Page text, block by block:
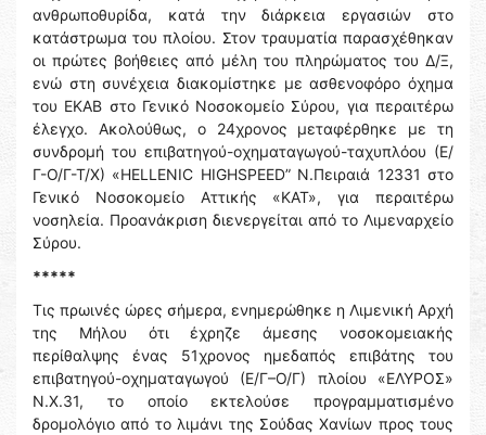
ανθρωποθυρίδα, κατά την διάρκεια εργασιών στο
κατάστρωμα του πλοίου. Στον τραυματία παρασχέθηκαν
οι πρώτες βοήθειες από μέλη του πληρώματος του Δ/Ξ,
ενώ στη συνέχεια διακομίστηκε με ασθενοφόρο όχημα
του ΕΚΑΒ στο Γενικό Νοσοκομείο Σύρου, για περαιτέρω
έλεγχο. Ακολούθως, ο 24χρονος μεταφέρθηκε με τη
συνδρομή του επιβατηγού-οχηματαγωγού-ταχυπλόου (Ε/
Γ-Ο/Γ-Τ/Χ) «HELLENIC HIGHSPEED” N.Πειραιά 12331 στο
Γενικό Νοσοκομείο Αττικής «ΚΑΤ», για περαιτέρω
νοσηλεία. Προανάκριση διενεργείται από το Λιμεναρχείο
Σύρου.
*****
Τις πρωινές ώρες σήμερα, ενημερώθηκε η Λιμενική Αρχή
της Μήλου ότι έχρηζε άμεσης νοσοκομειακής
περίθαλψης ένας 51χρονος ημεδαπός επιβάτης του
επιβατηγού-οχηματαγωγού (Ε/Γ–Ο/Γ) πλοίου «ΕΛΥΡΟΣ»
Ν.Χ.31, το οποίο εκτελούσε προγραμματισμένο
δρομολόγιο από το λιμάνι της Σούδας Χανίων προς τους